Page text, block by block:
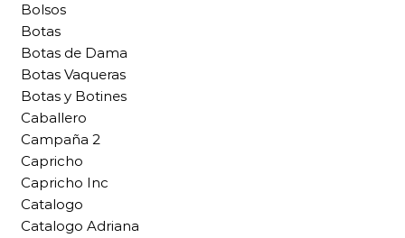
Bolsos
Botas
Botas de Dama
Botas Vaqueras
Botas y Botines
Caballero
Campaña 2
Capricho
Capricho Inc
Catalogo
Catalogo Adriana